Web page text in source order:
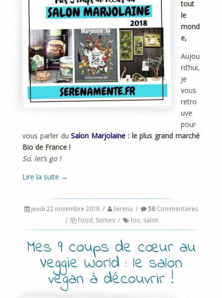
tout
le
mond
e,
Aujou
rd’hui,
je
vous
retro
uve
pour
vous parler duSalon Marjolaine : le plus grand marché
Bio de France !
So, let’s go !
Lire la suite →
jeudi 22 novembre 2018 / Serena / 58Commentaires
/
Food, Sorties / bio, salon
Mes 9 coups de cœur au
Veggie World : le salon
vegan à découvrir !